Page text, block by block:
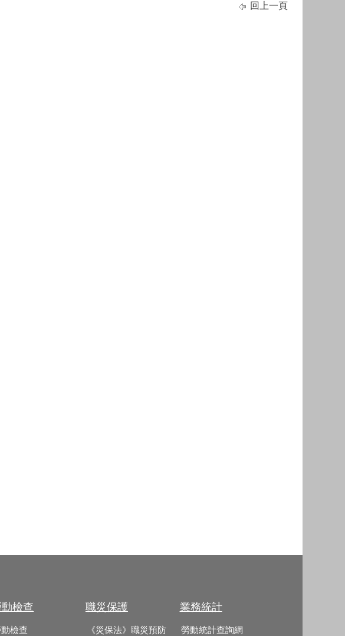
回上一頁
動檢查
檢查
職災保護
《災保法》職災預防
業務統計
勞動統計查詢網